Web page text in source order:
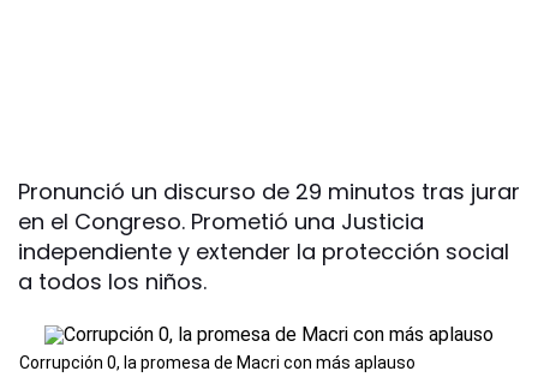
Pronunció un discurso de 29 minutos tras jurar
en el Congreso. Prometió una Justicia
independiente y extender la protección social
a todos los niños.
Corrupción 0, la promesa de Macri con más aplauso